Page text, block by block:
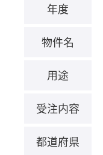
年度
物件名
用途
受注内容
都道府県